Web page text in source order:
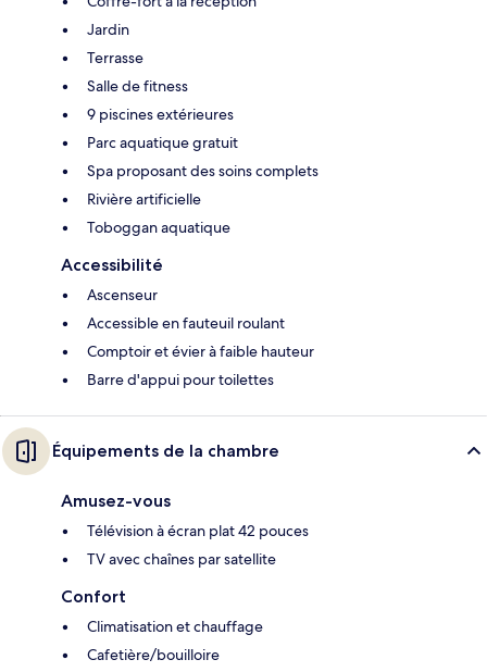
Jardin
Terrasse
Salle de fitness
9 piscines extérieures
Parc aquatique gratuit
Spa proposant des soins complets
Rivière artificielle
Toboggan aquatique
Accessibilité
Ascenseur
Accessible en fauteuil roulant
Comptoir et évier à faible hauteur
Barre d'appui pour toilettes
Équipements de la chambre
Amusez-vous
Télévision à écran plat 42 pouces
TV avec chaînes par satellite
Confort
Climatisation et chauffage
Cafetière/bouilloire